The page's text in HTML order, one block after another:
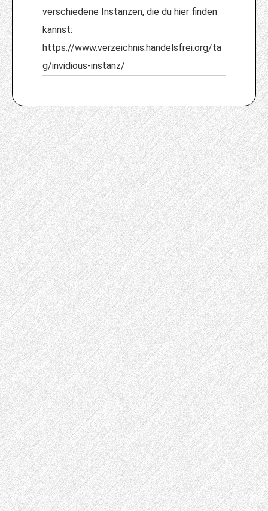
verschiedene Instanzen, die du hier finden
kannst:
https://www.verzeichnis.handelsfrei.org/ta
g/invidious-instanz/